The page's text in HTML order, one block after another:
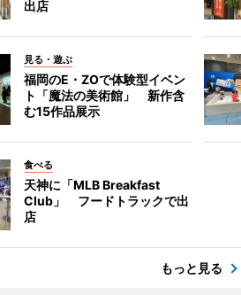
出店
見る・遊ぶ
福岡のE・ZOで体験型イベン
ト「魔法の美術館」 新作含
む15作品展示
食べる
天神に「MLB Breakfast
Club」 フードトラックで出
店
もっと見る